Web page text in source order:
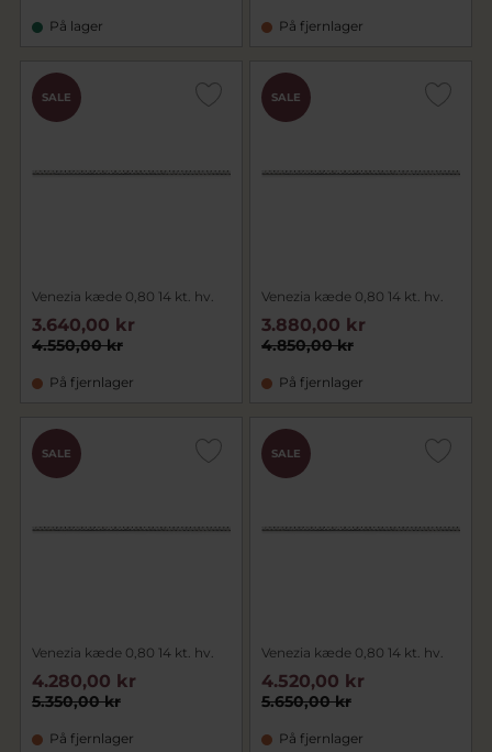
På lager På fjernlager
SALE
Venezia kæde 0,80 14 kt. hv.
4.550,00 kr
3.640,00 kr
På fjernlager
SALE
Venezia kæde 0,80 14 kt. hv.
4.850,00 kr
3.880,00 kr
På fjernlager
SALE
Venezia kæde 0,80 14 kt. hv.
5.350,00 kr
4.280,00 kr
På fjernlager
SALE
Venezia kæde 0,80 14 kt. hv.
5.650,00 kr
4.520,00 kr
På fjernlager